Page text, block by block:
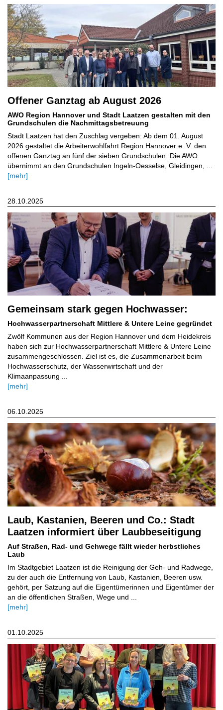
Offener Ganztag ab August 2026
AWO Region Hannover und Stadt Laatzen gestalten mit den
Grundschulen die Nachmittagsbetreuung
Stadt Laatzen hat den Zuschlag vergeben: Ab dem 01. August
2026 gestaltet die Arbeiterwohlfahrt Region Hannover e. V. den
offenen Ganztag an fünf der sieben Grundschulen. Die AWO
übernimmt an den Grundschulen Ingeln-Oesselse, Gleidingen, ...
[mehr]
Gemeinsam stark gegen Hochwasser:
Hochwasserpartnerschaft Mittlere & Untere Leine gegründet
Zwölf Kommunen aus der Region Hannover und dem Heidekreis
haben sich zur Hochwasserpartnerschaft Mittlere & Untere Leine
zusammengeschlossen. Ziel ist es, die Zusammenarbeit beim
Hochwasserschutz, der Wasserwirtschaft und der
Klimaanpassung ...
[mehr]
28.10.2025
Laub, Kastanien, Beeren und Co.: Stadt
Laatzen informiert über Laubbeseitigung
Auf Straßen, Rad- und Gehwege fällt wieder herbstliches
Laub
Im Stadtgebiet Laatzen ist die Reinigung der Geh- und Radwege,
zu der auch die Entfernung von Laub, Kastanien, Beeren usw.
gehört, per Satzung auf die Eigentümerinnen und Eigentümer der
an die öffentlichen Straßen, Wege und ...
[mehr]
06.10.2025
01.10.2025